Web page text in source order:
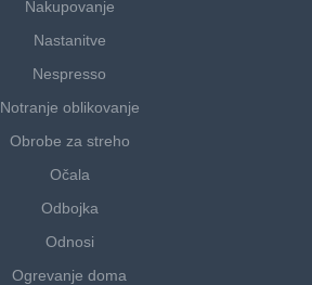
Nakupovanje
Nastanitve
Nespresso
Notranje oblikovanje
Obrobe za streho
Očala
Odbojka
Odnosi
Ogrevanje doma